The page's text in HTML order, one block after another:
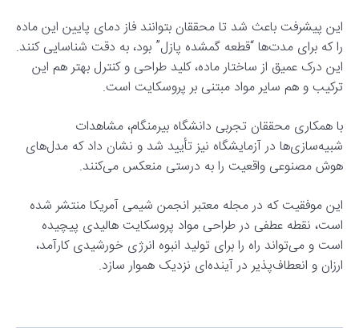
این پیشرفت باعث شد تا محققان بتوانند فاز دمای پایین این ماده
را که برای مدت‌ها “قطعه گمشده پازل” بود، به دقت شناسایی کنند.
این درک عمیق از ساختار ماده، کلید طراحی و کنترل بهتر هم این
ترکیب و هم سایر مواد مبتنی بر پروسکایت است.
با همکاری محققان تجربی دانشگاه بیرمنگام، مشاهدات
شبیه‌سازی‌ها در آزمایشگاه نیز تأیید شد و نشان داد که مدل‌های
هوش مصنوعی واقعیت را به درستی منعکس می‌کنند.
این موفقیت که در مجله معتبر انجمن شیمی آمریکا منتشر شده
است، نقطه عطفی در طراحی مواد پروسکایت هالیدی پیچیده
است و می‌تواند راه را برای تولید انبوه انرژی خورشیدی کارآمد،
ارزان و انعطاف‌پذیر در آینده‌ای نزدیک هموار سازد.